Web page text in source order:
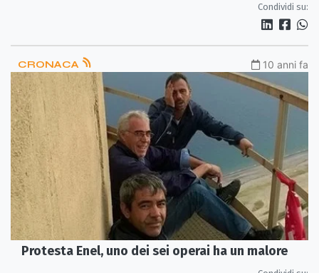
Condividi su:
CRONACA 10 anni fa
Protesta Enel, uno dei sei operai ha un malore